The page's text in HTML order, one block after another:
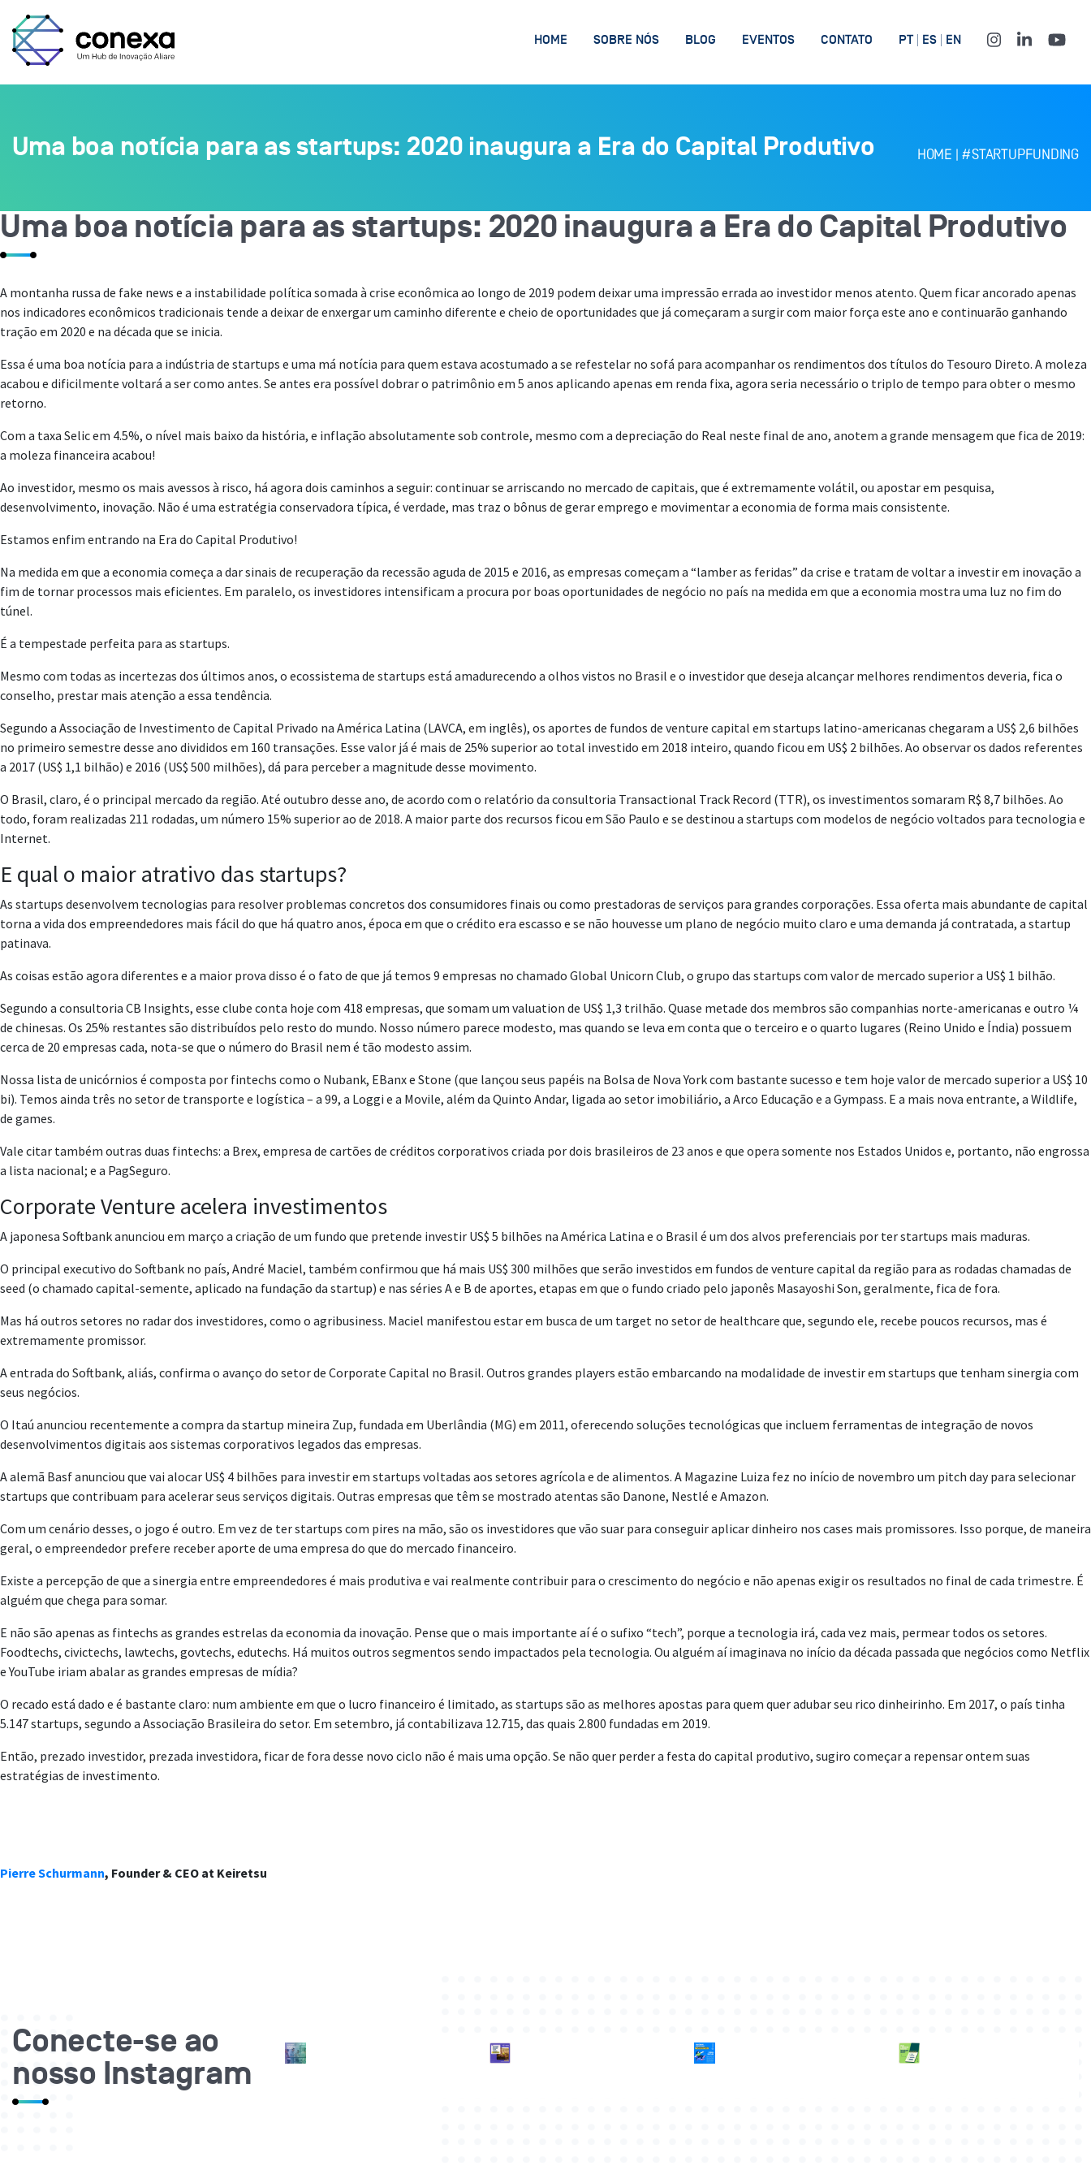
HOME SOBRE NÓS BLOG EVENTOS CONTATO PT ES EN
Uma boa notícia para as startups: 2020 inaugura a Era do Capital Produtivo HOME | #STARTUPFUNDING
Uma boa notícia para as startups: 2020 inaugura a Era do Capital Produtivo
A montanha russa de fake news e a instabilidade política somada à crise econômica ao longo de 2019 podem deixar uma impressão errada ao investidor menos atento. Quem ficar ancorado apenas
nos indicadores econômicos tradicionais tende a deixar de enxergar um caminho diferente e cheio de oportunidades que já começaram a surgir com maior força este ano e continuarão ganhando
tração em 2020 e na década que se inicia.
Essa é uma boa notícia para a indústria de startups e uma má notícia para quem estava acostumado a se refestelar no sofá para acompanhar os rendimentos dos títulos do Tesouro Direto. A moleza
acabou e dificilmente voltará a ser como antes. Se antes era possível dobrar o patrimônio em 5 anos aplicando apenas em renda fixa, agora seria necessário o triplo de tempo para obter o mesmo
retorno.
Com a taxa Selic em 4.5%, o nível mais baixo da história, e inflação absolutamente sob controle, mesmo com a depreciação do Real neste final de ano, anotem a grande mensagem que fica de 2019:
a moleza financeira acabou!
Ao investidor, mesmo os mais avessos à risco, há agora dois caminhos a seguir: continuar se arriscando no mercado de capitais, que é extremamente volátil, ou apostar em pesquisa,
desenvolvimento, inovação. Não é uma estratégia conservadora típica, é verdade, mas traz o bônus de gerar emprego e movimentar a economia de forma mais consistente.
Estamos enfim entrando na Era do Capital Produtivo!
Na medida em que a economia começa a dar sinais de recuperação da recessão aguda de 2015 e 2016, as empresas começam a “lamber as feridas” da crise e tratam de voltar a investir em inovação a
fim de tornar processos mais eficientes. Em paralelo, os investidores intensificam a procura por boas oportunidades de negócio no país na medida em que a economia mostra uma luz no fim do
túnel.
É a tempestade perfeita para as startups.
Mesmo com todas as incertezas dos últimos anos, o ecossistema de startups está amadurecendo a olhos vistos no Brasil e o investidor que deseja alcançar melhores rendimentos deveria, fica o
conselho, prestar mais atenção a essa tendência.
Segundo a Associação de Investimento de Capital Privado na América Latina (LAVCA, em inglês), os aportes de fundos de venture capital em startups latino-americanas chegaram a US$ 2,6 bilhões
no primeiro semestre desse ano divididos em 160 transações. Esse valor já é mais de 25% superior ao total investido em 2018 inteiro, quando ficou em US$ 2 bilhões. Ao observar os dados referentes
a 2017 (US$ 1,1 bilhão) e 2016 (US$ 500 milhões), dá para perceber a magnitude desse movimento.
O Brasil, claro, é o principal mercado da região. Até outubro desse ano, de acordo com o relatório da consultoria Transactional Track Record (TTR), os investimentos somaram R$ 8,7 bilhões. Ao
todo, foram realizadas 211 rodadas, um número 15% superior ao de 2018. A maior parte dos recursos ficou em São Paulo e se destinou a startups com modelos de negócio voltados para tecnologia e
Internet.
E qual o maior atrativo das startups?
As startups desenvolvem tecnologias para resolver problemas concretos dos consumidores finais ou como prestadoras de serviços para grandes corporações. Essa oferta mais abundante de capital
torna a vida dos empreendedores mais fácil do que há quatro anos, época em que o crédito era escasso e se não houvesse um plano de negócio muito claro e uma demanda já contratada, a startup
patinava.
As coisas estão agora diferentes e a maior prova disso é o fato de que já temos 9 empresas no chamado Global Unicorn Club, o grupo das startups com valor de mercado superior a US$ 1 bilhão.
Segundo a consultoria CB Insights, esse clube conta hoje com 418 empresas, que somam um valuation de US$ 1,3 trilhão. Quase metade dos membros são companhias norte-americanas e outro ¼
de chinesas. Os 25% restantes são distribuídos pelo resto do mundo. Nosso número parece modesto, mas quando se leva em conta que o terceiro e o quarto lugares (Reino Unido e Índia) possuem
cerca de 20 empresas cada, nota-se que o número do Brasil nem é tão modesto assim.
Nossa lista de unicórnios é composta por fintechs como o Nubank, EBanx e Stone (que lançou seus papéis na Bolsa de Nova York com bastante sucesso e tem hoje valor de mercado superior a US$ 10
bi). Temos ainda três no setor de transporte e logística – a 99, a Loggi e a Movile, além da Quinto Andar, ligada ao setor imobiliário, a Arco Educação e a Gympass. E a mais nova entrante, a Wildlife,
de games.
Vale citar também outras duas fintechs: a Brex, empresa de cartões de créditos corporativos criada por dois brasileiros de 23 anos e que opera somente nos Estados Unidos e, portanto, não engrossa
a lista nacional; e a PagSeguro.
Corporate Venture acelera investimentos
A japonesa Softbank anunciou em março a criação de um fundo que pretende investir US$ 5 bilhões na América Latina e o Brasil é um dos alvos preferenciais por ter startups mais maduras.
O principal executivo do Softbank no país, André Maciel, também confirmou que há mais US$ 300 milhões que serão investidos em fundos de venture capital da região para as rodadas chamadas de
seed (o chamado capital-semente, aplicado na fundação da startup) e nas séries A e B de aportes, etapas em que o fundo criado pelo japonês Masayoshi Son, geralmente, fica de fora.
Mas há outros setores no radar dos investidores, como o agribusiness. Maciel manifestou estar em busca de um target no setor de healthcare que, segundo ele, recebe poucos recursos, mas é
extremamente promissor.
A entrada do Softbank, aliás, confirma o avanço do setor de Corporate Capital no Brasil. Outros grandes players estão embarcando na modalidade de investir em startups que tenham sinergia com
seus negócios.
O Itaú anunciou recentemente a compra da startup mineira Zup, fundada em Uberlândia (MG) em 2011, oferecendo soluções tecnológicas que incluem ferramentas de integração de novos
desenvolvimentos digitais aos sistemas corporativos legados das empresas.
A alemã Basf anunciou que vai alocar US$ 4 bilhões para investir em startups voltadas aos setores agrícola e de alimentos. A Magazine Luiza fez no início de novembro um pitch day para selecionar
startups que contribuam para acelerar seus serviços digitais. Outras empresas que têm se mostrado atentas são Danone, Nestlé e Amazon.
Com um cenário desses, o jogo é outro. Em vez de ter startups com pires na mão, são os investidores que vão suar para conseguir aplicar dinheiro nos cases mais promissores. Isso porque, de maneira
geral, o empreendedor prefere receber aporte de uma empresa do que do mercado financeiro.
Existe a percepção de que a sinergia entre empreendedores é mais produtiva e vai realmente contribuir para o crescimento do negócio e não apenas exigir os resultados no final de cada trimestre. É
alguém que chega para somar.
E não são apenas as fintechs as grandes estrelas da economia da inovação. Pense que o mais importante aí é o sufixo “tech”, porque a tecnologia irá, cada vez mais, permear todos os setores.
Foodtechs, civictechs, lawtechs, govtechs, edutechs. Há muitos outros segmentos sendo impactados pela tecnologia. Ou alguém aí imaginava no início da década passada que negócios como Netflix
e YouTube iriam abalar as grandes empresas de mídia?
O recado está dado e é bastante claro: num ambiente em que o lucro financeiro é limitado, as startups são as melhores apostas para quem quer adubar seu rico dinheirinho. Em 2017, o país tinha
5.147 startups, segundo a Associação Brasileira do setor. Em setembro, já contabilizava 12.715, das quais 2.800 fundadas em 2019.
Então, prezado investidor, prezada investidora, ficar de fora desse novo ciclo não é mais uma opção. Se não quer perder a festa do capital produtivo, sugiro começar a repensar ontem suas
estratégias de investimento.
Pierre Schurmann, Founder & CEO at Keiretsu
Conecte-se ao
nosso Instagram